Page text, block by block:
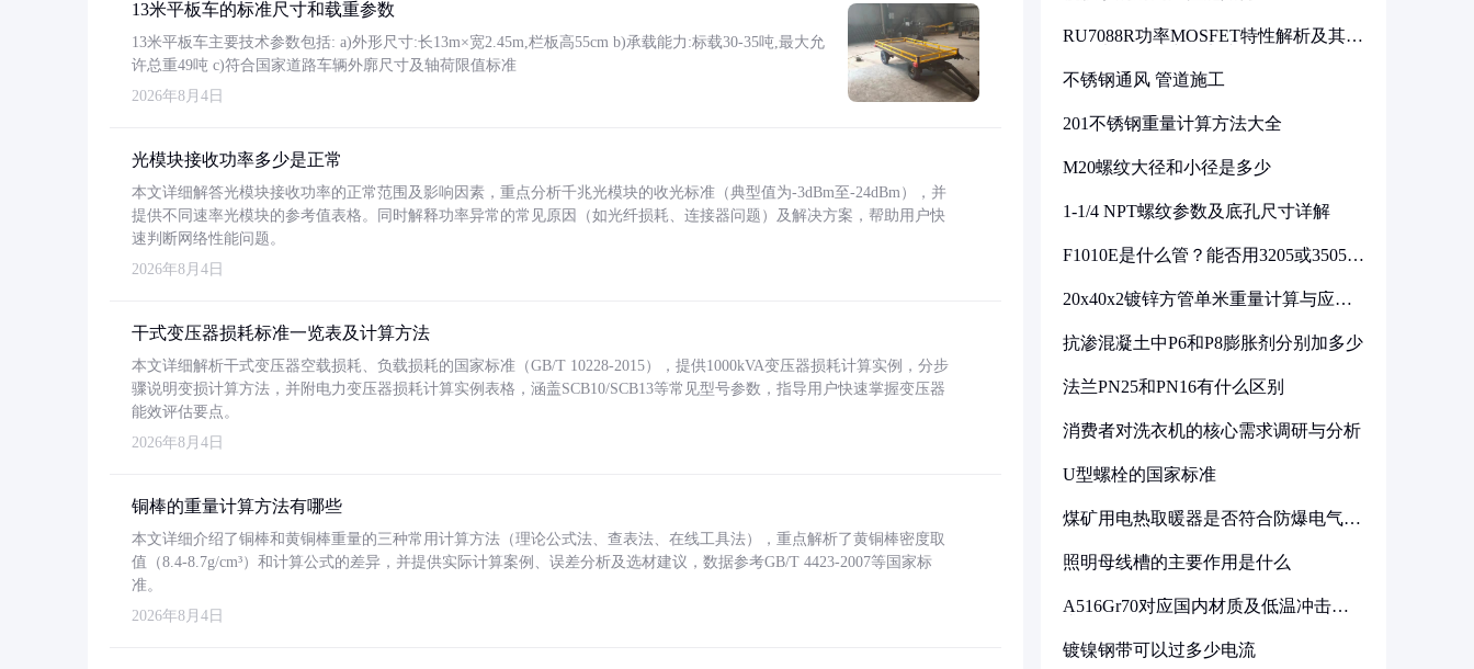
13米平板车的标准尺寸和载重参数
13米平板车主要技术参数包括: a)外形尺寸:长13m×宽2.45m,栏板高55cm b)承载能力:标载30-35吨,最大允
许总重49吨 c)符合国家道路车辆外廓尺寸及轴荷限值标准
2026年8月4日
光模块接收功率多少是正常
本文详细解答光模块接收功率的正常范围及影响因素，重点分析千兆光模块的收光标准（典型值为-3dBm至-24dBm），并
提供不同速率光模块的参考值表格。同时解释功率异常的常见原因（如光纤损耗、连接器问题）及解决方案，帮助用户快
速判断网络性能问题。
2026年8月4日
干式变压器损耗标准一览表及计算方法
本文详细解析干式变压器空载损耗、负载损耗的国家标准（GB/T 10228-2015），提供1000kVA变压器损耗计算实例，分步
骤说明变损计算方法，并附电力变压器损耗计算实例表格，涵盖SCB10/SCB13等常见型号参数，指导用户快速掌握变压器
能效评估要点。
2026年8月4日
铜棒的重量计算方法有哪些
本文详细介绍了铜棒和黄铜棒重量的三种常用计算方法（理论公式法、查表法、在线工具法），重点解析了黄铜棒密度取
值（8.4-8.7g/cm³）和计算公式的差异，并提供实际计算案例、误差分析及选材建议，数据参考GB/T 4423-2007等国家标
准。
2026年8月4日
RU7088R功率MOSFET特性解析及其在
不锈钢通风 管道施工
201不锈钢重量计算方法大全
M20螺纹大径和小径是多少
1-1/4 NPT螺纹参数及底孔尺寸详解
F1010E是什么管？能否用3205或3505代
20x40x2镀锌方管单米重量计算与应用
抗渗混凝土中P6和P8膨胀剂分别加多少
法兰PN25和PN16有什么区别
消费者对洗衣机的核心需求调研与分析
U型螺栓的国家标准
煤矿用电热取暖器是否符合防爆电气设
照明母线槽的主要作用是什么
A516Gr70对应国内材质及低温冲击要
镀镍钢带可以过多少电流